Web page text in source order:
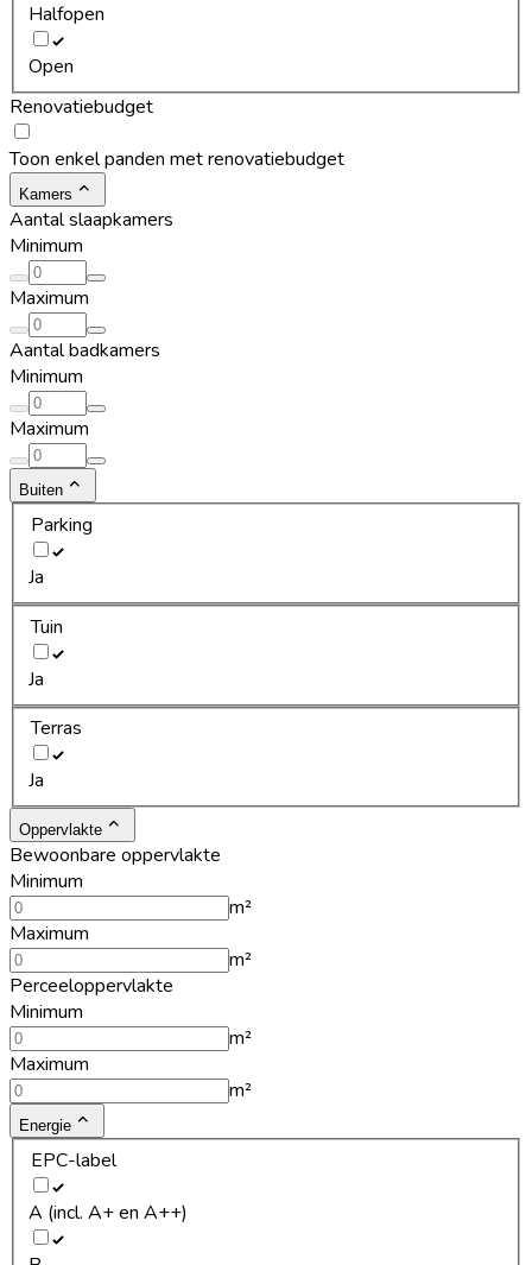
Halfopen
Open
Renovatiebudget
Toon enkel panden met renovatiebudget
Kamers
Aantal slaapkamers
Minimum
Maximum
Aantal badkamers
Minimum
Maximum
Buiten
Parking
Ja
Tuin
Ja
Terras
Ja
Oppervlakte
Bewoonbare oppervlakte
Minimum
m²
Maximum
m²
Perceeloppervlakte
Minimum
m²
Maximum
m²
Energie
EPC-label
A (incl. A+ en A++)